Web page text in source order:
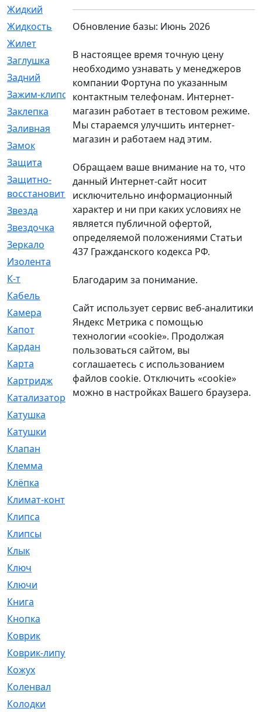
Жидкий
[5]
Жидкость
[80]
Жилет
Заглушка
[21]
Задний
[528]
Зажим-клипса
[1]
Заклепка
[1]
Заливная
[4]
Замок
[12]
Защита
[79]
Защитно-
восстановительный
[4]
Звезда
[1]
Звездочка
[5]
Зеркало
[369]
Изолента
К-т
[13]
Кабель
Камера
[4]
Капот
[144]
Кардан
[131]
Карта
[2]
Картридж
[250]
Катализатор
[1]
Катушка
Катушки
Клапан
Клемма
Клёпка
Климат-контроль
Клипса
Клипсы
Клык
Ключ
Ключи
Книга
Кнопка
Коврик
Коврик-липучка
Кожух
Коленвал
Колодки
Обновление базы: Июнь 2026
В настоящее время точную цену
необходимо узнавать у менеджеров
компании Фортуна по указанным
контактным телефонам. Интернет-
магазин работает в тестовом режиме.
Мы стараемся улучшить интернет-
магазин и работаем над этим.
Обращаем ваше внимание на то, что
данный Интернет-сайт носит
исключительно информационный
характер и ни при каких условиях не
является публичной офертой,
определяемой положениями Статьи
437 Гражданского кодекса РФ.
Благодарим за понимание.
Сайт использует сервис веб-аналитики
Яндекс Метрика с помощью
технологии «cookie». Продолжая
пользоваться сайтом, вы
соглашаетесь с использованием
файлов cookie. Отключить «cookie»
можно в настройках Вашего браузера.